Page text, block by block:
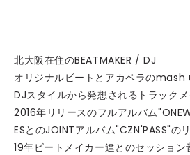
北大阪在住のBEATMAKER / DJ
オリジナルビートとアカペラのmash
DJスタイルから発想されるトラックメ
2016年リリースのフルアルバム
ESとのJOINTアルバム"CZN'PASS"の
19年ビートメイカー達とのセッショ